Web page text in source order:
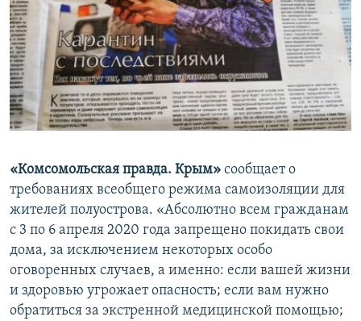
«Комсомольская правда. Крым» сообщает о
требованиях всеобщего режима самоизоляции для
жителей полуострова. «Абсолютно всем гражданам
с 3 по 6 апреля 2020 года запрещено покидать свои
дома, за исключением некоторых особо
оговоренных случаев, а именно: если вашей жизни
и здоровью угрожает опасность; если вам нужно
обратиться за экстренной медицинской помощью;